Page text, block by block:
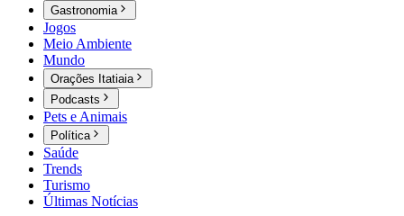
Gastronomia
Jogos
Meio Ambiente
Mundo
Orações Itatiaia
Podcasts
Pets e Animais
Política
Saúde
Trends
Turismo
Últimas Notícias